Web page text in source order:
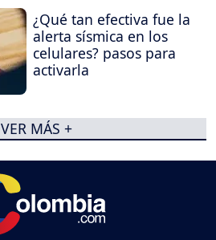
¿Qué tan efectiva fue la
alerta sísmica en los
celulares? pasos para
activarla
VER MÁS +